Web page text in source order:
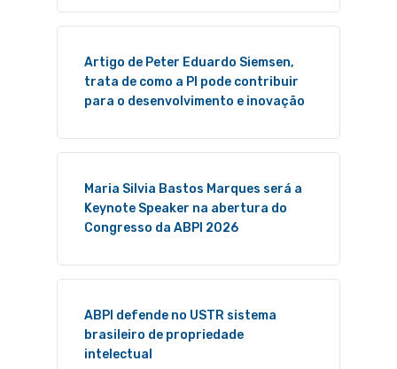
Artigo de Peter Eduardo Siemsen,
trata de como a PI pode contribuir
para o desenvolvimento e inovação
Maria Silvia Bastos Marques será a
Keynote Speaker na abertura do
Congresso da ABPI 2026
ABPI defende no USTR sistema
brasileiro de propriedade
intelectual